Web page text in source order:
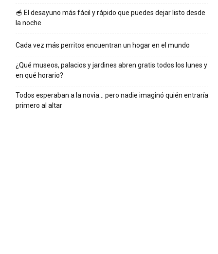
🥣 El desayuno más fácil y rápido que puedes dejar listo desde
la noche
Cada vez más perritos encuentran un hogar en el mundo
¿Qué museos, palacios y jardines abren gratis todos los lunes y
en qué horario?
Todos esperaban a la novia… pero nadie imaginó quién entraría
primero al altar